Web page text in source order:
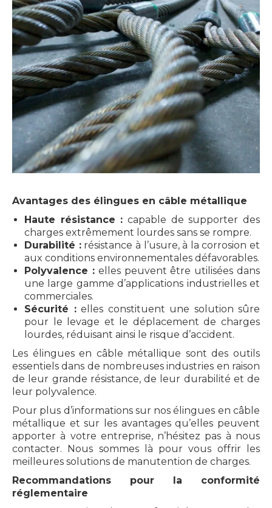
Avantages des élingues en câble métallique
Haute résistance : capable de supporter des
charges extrêmement lourdes sans se rompre.
Durabilité :résistance à l’usure, à la corrosion et
aux conditions environnementales défavorables.
Polyvalence :elles peuvent être utilisées dans
une large gamme d’applications industrielles et
commerciales.
Sécurité :elles constituent une solution sûre
pour le levage et le déplacement de charges
lourdes, réduisant ainsi le risque d’accident.
Les élingues en câble métallique sont des outils
essentiels dans de nombreuses industries en raison
de leur grande résistance, de leur durabilité et de
leur polyvalence.
Pour plus d’informations sur nos élingues en câble
métallique et sur les avantages qu’elles peuvent
apporter à votre entreprise, n’hésitez pas à nous
contacter. Nous sommes là pour vous offrir les
meilleures solutions de manutention de charges.
Recommandations pour la conformité
réglementaire